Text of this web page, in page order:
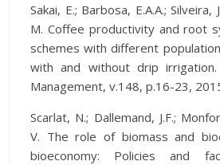
Sakai, E.; Barbosa, E.A.A.; Silveira,
M. Coffee productivity and root
schemes with different
with and without drip irrigation.
Management, v.148, p.16-23,
Scarlat, N.; Dallemand, J.F.;
V. The role of biomass and
bioeconomy: Policies and